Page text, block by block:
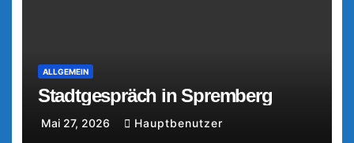
ALLGEMEIN
Stadtgespräch in Spremberg
Mai 27, 2026 Hauptbenutzer